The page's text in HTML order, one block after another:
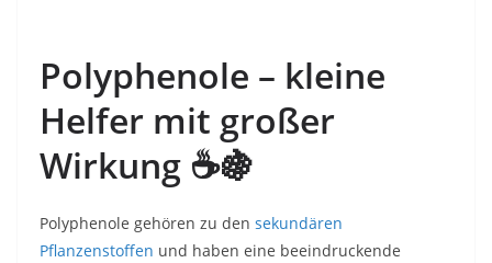
Polyphenole – kleine
Helfer mit großer
Wirkung ☕🍇
Polyphenole gehören zu den sekundären
Pflanzenstoffen und haben eine beeindruckende